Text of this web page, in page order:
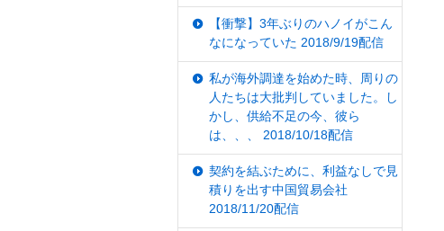
【衝撃】3年ぶりのハノイがこん
なになっていた 2018/9/19配信
私が海外調達を始めた時、周りの
人たちは大批判していました。し
かし、供給不足の今、彼ら
は、、、 2018/10/18配信
契約を結ぶために、利益なしで見
積りを出す中国貿易会社
2018/11/20配信